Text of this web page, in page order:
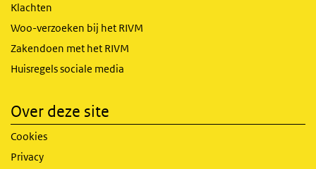
Klachten
Woo-verzoeken bij het RIVM
Zakendoen met het RIVM
Huisregels sociale media
Over deze site
Cookies
Privacy